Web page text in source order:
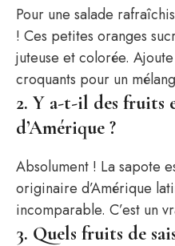
Pour une salade
! Ces petites oranges
juteuse et colorée.
croquants pour un
2. Y a-t-il des fruits
d’Amérique ?
Absolument ! La sapote
originaire d’Amérique
incomparable. C’est un
3. Quels fruits de